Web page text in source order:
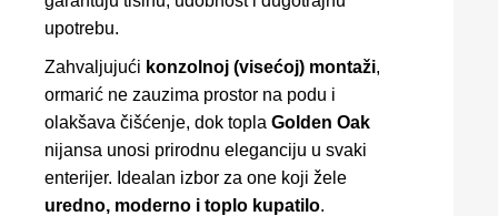
upotrebu.
Zahvaljujući konzolnoj (visećoj) montaži,
ormarić ne zauzima prostor na podu i
olakšava čišćenje, dok topla Golden Oak
nijansa unosi prirodnu eleganciju u svaki
enterijer. Idealan izbor za one koji žele
uredno, moderno i toplo kupatilo.